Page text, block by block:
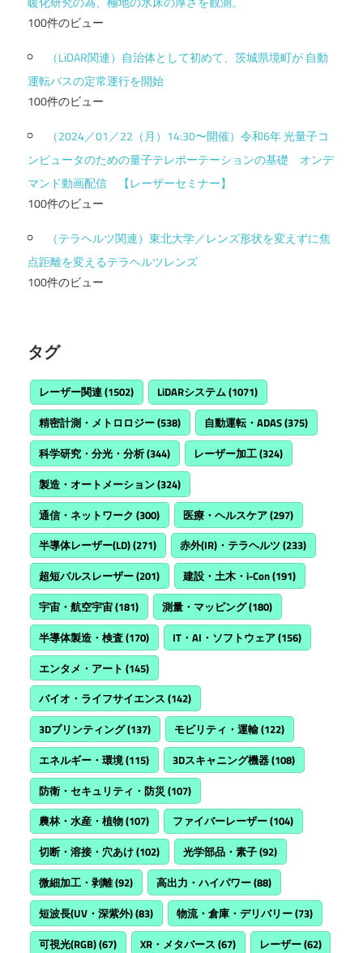
100件のビュー
（LiDAR関連）自治体として初めて、茨城県境町が 自動
運転バスの定常運行を開始
100件のビュー
（2024／01／22（月）14:30〜開催）令和6年 光量子コ
ンピュータのための量子テレポーテーションの基礎 オンデ
マンド動画配信 【レーザーセミナー】
100件のビュー
（テラヘルツ関連）東北大学／レンズ形状を変えずに焦
点距離を変えるテラヘルツレンズ
100件のビュー
タグ
レーザー関連(1502) LiDARシステム(1071)
精密計測・メトロロジー(538) 自動運転・ADAS(375)
科学研究・分光・分析(344) レーザー加工(324)
製造・オートメーション(324)
通信・ネットワーク (300) 医療・ヘルスケア(297)
半導体レーザー(LD)(271) 赤外(IR)・テラヘルツ (233)
超短パルスレーザー(201) 建設・土木・i-Con(191)
宇宙・航空宇宙(181) 測量・マッピング(180)
半導体製造・検査(170) IT・AI・ソフトウェア(156)
エンタメ・アート (145)
バイオ・ライフサイエンス (142)
3Dプリンティング(137) モビリティ・運輸(122)
エネルギー・環境(115) 3Dスキャニング機器(108)
防衛・セキュリティ・防災 (107)
農林・水産・植物(107) ファイバーレーザー(104)
切断・溶接・穴あけ(102) 光学部品・素子(92)
微細加工・剥離(92) 高出力・ハイパワー(88)
短波長(UV・深紫外)(83) 物流・倉庫・デリバリー(73)
可視光(RGB)(67) XR・メタバース (67) レーザー(62)